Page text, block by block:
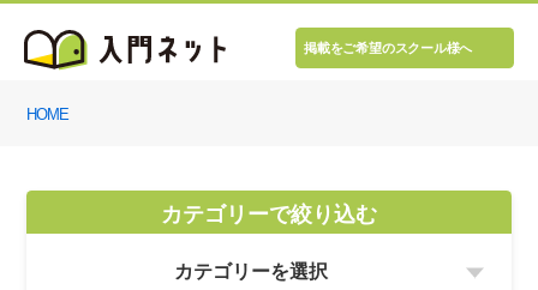
掲載をご希望のスクール様へ
HOME
カテゴリーで絞り込む